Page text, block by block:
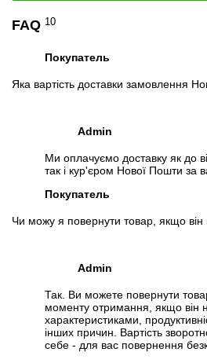
Перейти в начало обьявления >>
Написать на Email
FAQ 10
Покупатель
Яка вартість доставки замовлення
Admin
Ми оплачуємо доставку як до
так і кур'єром Нової Пошти за
Покупатель
Чи можу я повернути товар, якщо він
Admin
Так. Ви можете повернути
моменту отримання, якщо він
характеристиками,
інших причин. Вартість
себе - для вас повернення